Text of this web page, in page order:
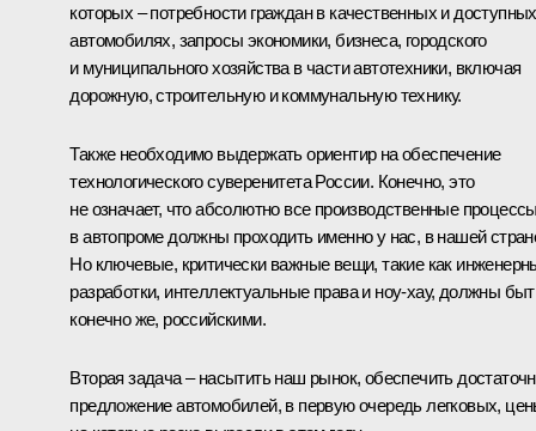
которых – потребности граждан в качественных и доступных
автомобилях, запросы экономики, бизнеса, городского
и муниципального хозяйства в части автотехники, включая
дорожную, строительную и коммунальную технику.
Также необходимо выдержать ориентир на обеспечение
технологического суверенитета России. Конечно, это
не означает, что абсолютно все производственные
в автопроме должны проходить именно у нас, в нашей
Но ключевые, критически важные вещи, такие как
разработки, интеллектуальные права и ноу-хау, должны
конечно же, российскими.
Вторая задача – насытить наш рынок, обеспечить
предложение автомобилей, в первую очередь легковых,